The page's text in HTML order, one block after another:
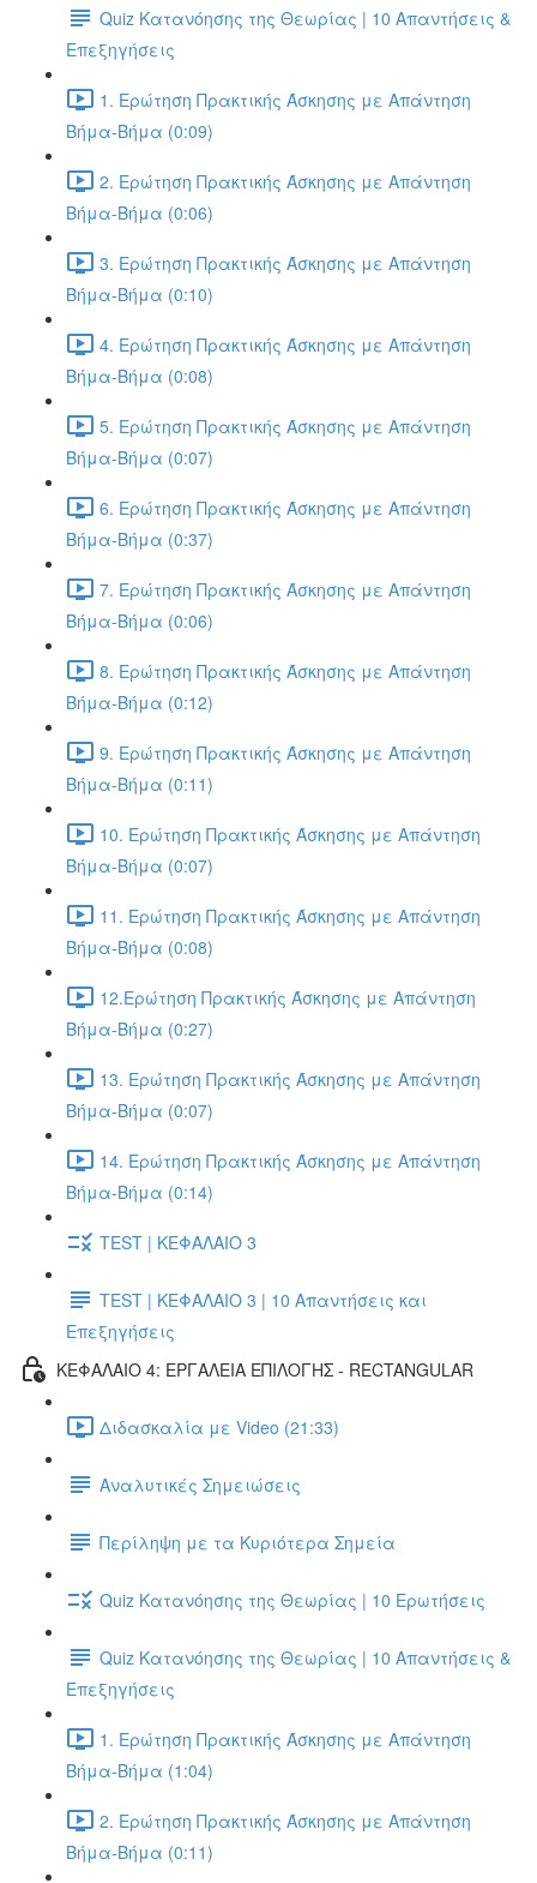
Quiz Κατανόησης της Θεωρίας | 10 Απαντήσεις &
Επεξηγήσεις
1. Ερώτηση Πρακτικής Άσκησης με Απάντηση
Βήμα-Βήμα (0:09)
2. Ερώτηση Πρακτικής Άσκησης με Απάντηση
Βήμα-Βήμα (0:06)
3. Ερώτηση Πρακτικής Άσκησης με Απάντηση
Βήμα-Βήμα (0:10)
4. Ερώτηση Πρακτικής Άσκησης με Απάντηση
Βήμα-Βήμα (0:08)
5. Ερώτηση Πρακτικής Άσκησης με Απάντηση
Βήμα-Βήμα (0:07)
6. Ερώτηση Πρακτικής Άσκησης με Απάντηση
Βήμα-Βήμα (0:37)
7. Ερώτηση Πρακτικής Άσκησης με Απάντηση
Βήμα-Βήμα (0:06)
8. Ερώτηση Πρακτικής Άσκησης με Απάντηση
Βήμα-Βήμα (0:12)
9. Ερώτηση Πρακτικής Άσκησης με Απάντηση
Βήμα-Βήμα (0:11)
10. Ερώτηση Πρακτικής Άσκησης με Απάντηση
Βήμα-Βήμα (0:07)
11. Ερώτηση Πρακτικής Άσκησης με Απάντηση
Βήμα-Βήμα (0:08)
12.Ερώτηση Πρακτικής Άσκησης με Απάντηση
Βήμα-Βήμα (0:27)
13. Ερώτηση Πρακτικής Άσκησης με Απάντηση
Βήμα-Βήμα (0:07)
14. Ερώτηση Πρακτικής Άσκησης με Απάντηση
Βήμα-Βήμα (0:14)
TEST | ΚΕΦΑΛΑΙΟ 3
TEST | ΚΕΦΑΛΑΙΟ 3 | 10 Απαντήσεις και
Επεξηγήσεις
ΚΕΦΑΛΑΙΟ 4: ΕΡΓΑΛΕΙΑ ΕΠΙΛΟΓΗΣ - RECTANGULAR
Διδασκαλία με Video (21:33)
Αναλυτικές Σημειώσεις
Περίληψη με τα Κυριότερα Σημεία
Quiz Κατανόησης της Θεωρίας | 10 Ερωτήσεις
Quiz Κατανόησης της Θεωρίας | 10 Απαντήσεις &
Επεξηγήσεις
1. Ερώτηση Πρακτικής Άσκησης με Απάντηση
Βήμα-Βήμα (1:04)
2. Ερώτηση Πρακτικής Άσκησης με Απάντηση
Βήμα-Βήμα (0:11)